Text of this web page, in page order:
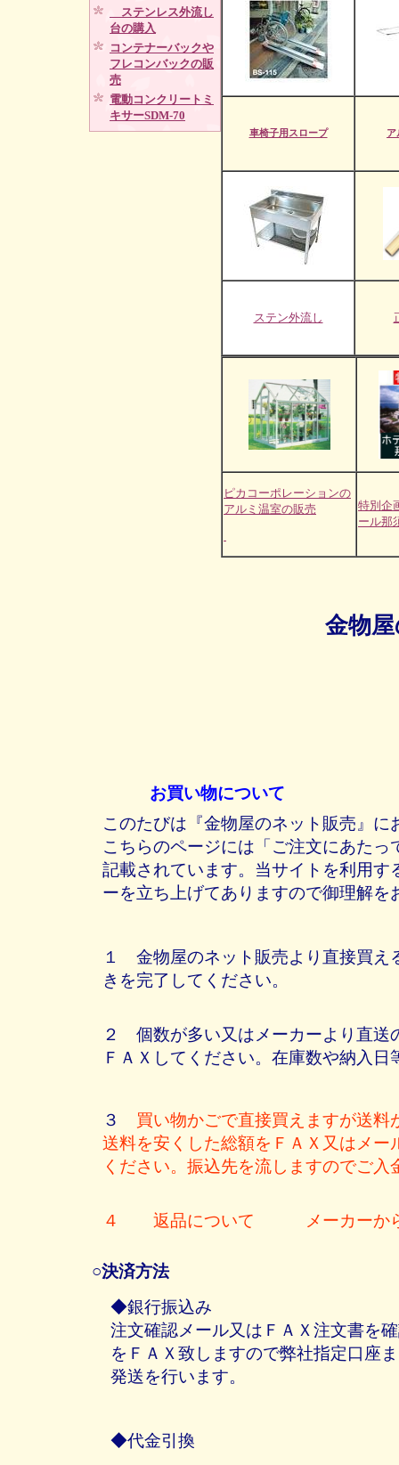
ステンレス外流し
台の購入
コンテナーバックや
フレコンバックの販
売
電動コンクリートミ
キサーSDM-70
車椅子用スロープ ア
ステン外流し
ピカコーポレーションの
アルミ温室の販売
特別企
ール那
金物
お買い物について
このたびは『金物屋のネット販売』
こちらのページには「ご注文にあた
記載されています。当サイトを利用
ーを立ち上げてありますので御理解を
１ 金物屋のネット販売より直接買え
きを完了してください。
２ 個数が多い又はメーカーより直
ＦＡＸしてください。在庫数や納入
３ 買い物かごで直接買えますが送
送料を安くした総額をＦＡＸ又はメ
ください。振込先を流しますのでご
４ 返品について メーカーから直
○決済方法
◆銀行振込み
注文確認メール又はＦＡＸ注文書を
をＦＡＸ致しますので弊社指定口座
発送を行います。
◆代金引換